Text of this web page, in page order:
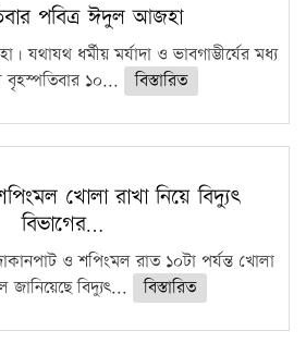
পবিত্র ঈদুল আজহা
ধর্মীয় মর্যাদা ও ভাবগাম্ভীর্যের মধ্য
বৃহস্পতিবার ১০...
বিস্তারিত
খোলা রাখা নিয়ে বিদ্যুৎ
বিভাগের…
ও শপিংমল রাত ১০টা পর্যন্ত খোলা
জানিয়েছে বিদ্যুৎ...
বিস্তারিত